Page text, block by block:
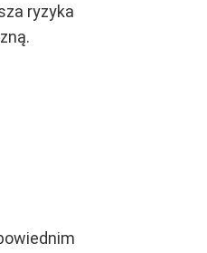
ryzyka